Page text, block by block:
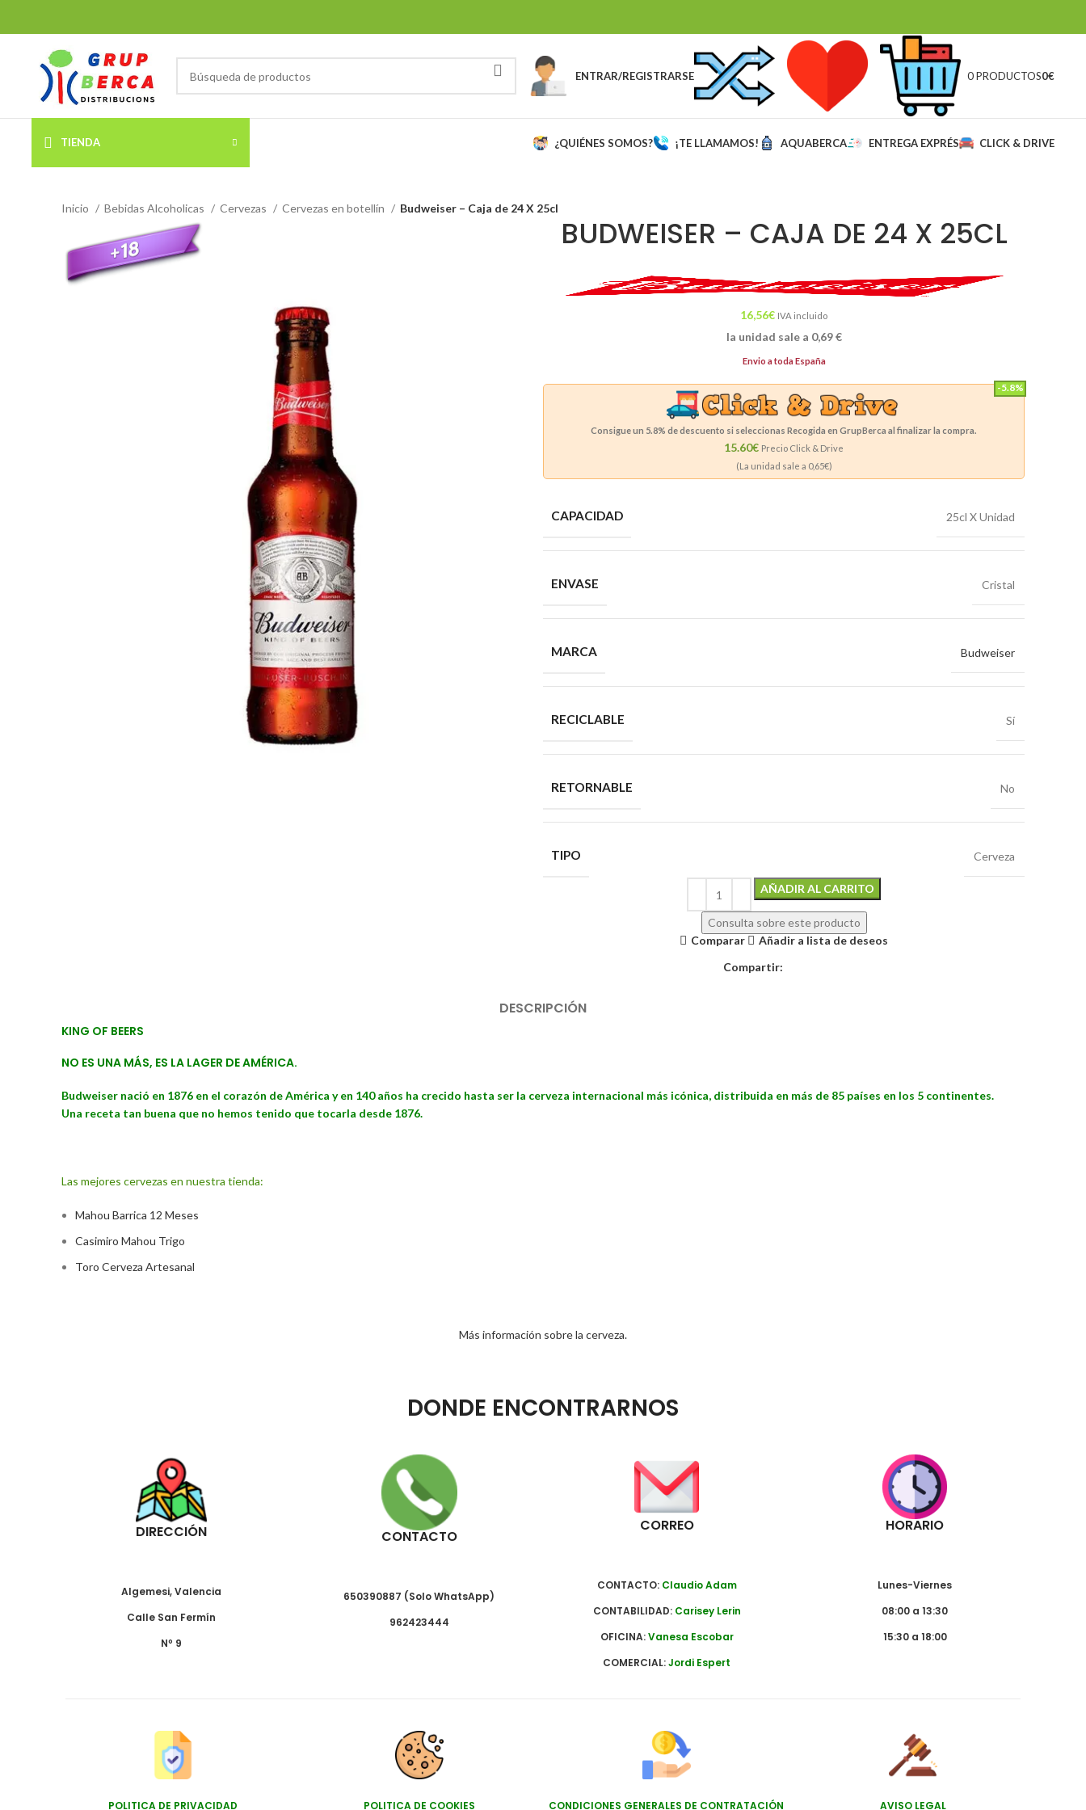
ENTRAR/REGISTRARSE 0 PRODUCTOS0€
TIENDA ¿QUIÉNES SOMOS? ¡TE LLAMAMOS! AQUABERCA ENTREGA EXPRÉS CLICK & DRIVE
Inicio Bebidas Alcoholicas Cervezas Cervezas en botellín Budweiser – Caja de 24 X 25cl
BUDWEISER – CAJA DE 24 X 25CL
16,56€ IVA incluido
la unidad sale a 0,69€
Envio a toda España
-5.8%
Consigue un 5.8% de descuento si seleccionas Recogida en GrupBerca al finalizar la compra.
15.60€ Precio Click & Drive
(La unidad sale a 0,65€)
CAPACIDAD 25cl X Unidad
ENVASE Cristal
MARCA Budweiser
RECICLABLE Sí
RETORNABLE No
TIPO Cerveza
AÑADIR AL CARRITO
Consulta sobre este producto
Comparar
Añadir a lista de deseos
Compartir:
DESCRIPCIÓN
KING OF BEERS
NO ES UNA MÁS, ES LA LAGER DE AMÉRICA.
Budweiser nació en 1876 en el corazón de América y en 140 años ha crecido hasta ser la cerveza internacional más icónica, distribuida en más de 85 países en los 5 continentes.
Una receta tan buena que no hemos tenido que tocarla desde 1876.
Las mejores cervezas en nuestra tienda:
Mahou Barrica 12 Meses
Casimiro Mahou Trigo
Toro Cerveza Artesanal
Más información sobre la cerveza.
DONDE ENCONTRARNOS
DIRECCIÓN
Algemesi, Valencia
Calle San Fermín
Nº 9
CONTACTO
650390887 (Solo WhatsApp)
962423444
CORREO
CONTACTO: Claudio Adam
CONTABILIDAD: Carisey Lerin
OFICINA:Vanesa Escobar
COMERCIAL:Jordi Espert
HORARIO
Lunes-Viernes
08:00 a 13:30
15:30 a 18:00
POLITICA DE PRIVACIDAD POLITICA DE COOKIES CONDICIONES GENERALES DE CONTRATACIÓN AVISO LEGAL